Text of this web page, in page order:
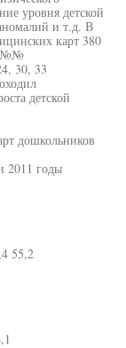
уровня детской
и т.д. В
карт 380
№№
30, 33
детской
дошкольников
2011 годы
55,2